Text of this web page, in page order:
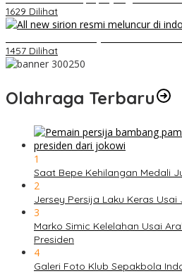
1629 Dilihat
1457 Dilihat
Olahraga Terbaru
1
Saat Bepe Kehilangan Medali
2
Jersey Persija Laku Keras
3
Marko Simic Kelelahan Usai
Presiden
4
Galeri Foto Klub Sepakbola